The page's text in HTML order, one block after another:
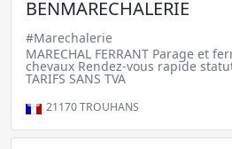
BENMARECHALERIE
#Marechalerie
MARECHAL FERRANT Parage et
chevaux Rendez-vous rapide
TARIFS SANS TVA
21170TROUHANS